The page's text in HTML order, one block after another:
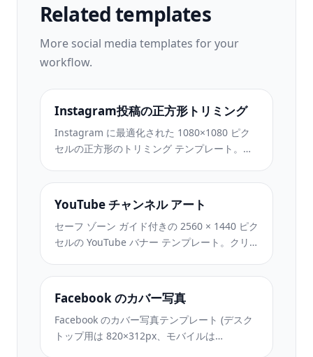
Related templates
More social media templates for your
workflow.
Instagram投稿の正方形トリミング
Instagram に最適化された 1080×1080 ピク
セルの正方形のトリミング テンプレート。き
つシャープなディテール。
YouTube チャンネル アート
セーフ ゾーン ガイド付きの 2560 × 1440 ピク
セルの YouTube バナー テンプレート。クリ
バイスに応じたレイアウト、ブランドと一貫
したチャネル アートを実現します。
Facebook のカバー写真
Facebook のカバー写真テンプレート (デスク
トップ用は 820×312px、モバイルは